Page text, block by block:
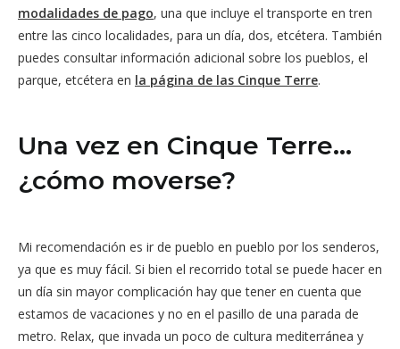
modalidades de pago, una que incluye el transporte en tren
entre las cinco localidades, para un día, dos, etcétera. También
puedes consultar información adicional sobre los pueblos, el
parque, etcétera en la página de las Cinque Terre.
Una vez en Cinque Terre…
¿cómo moverse?
Mi recomendación es ir de pueblo en pueblo por los senderos,
ya que es muy fácil. Si bien el recorrido total se puede hacer en
un día sin mayor complicación hay que tener en cuenta que
estamos de vacaciones y no en el pasillo de una parada de
metro. Relax, que invada un poco de cultura mediterránea y